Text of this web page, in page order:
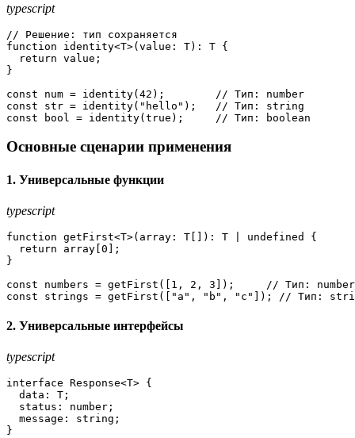
typescript
// Решение: тип сохраняется
function identity<T>(value : T): T {
return value;
}
const num = identity(42 );
// Тип: number
const str = identity( "hello" );
// Тип: string
const bool = identity(true ); // Тип: boolean
Основные сценарии применения
1. Универсальные функции
typescript
function getFirst<T>( array : T[]): T | undefined
{
return array[ 0 ];
}
const numbers = getFirst ([ 1 , 2 , 3 ]);
// Тип:
const strings = getFirst ([ "a" , "b" , "c" ]); // Тип:
2. Универсальные интерфейсы
typescript
interface Response<T> {
data : T;
status : number;
message : string;
}